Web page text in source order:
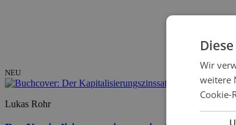
NEU
Lukas Rohr
Wir
weitere
Cookie-